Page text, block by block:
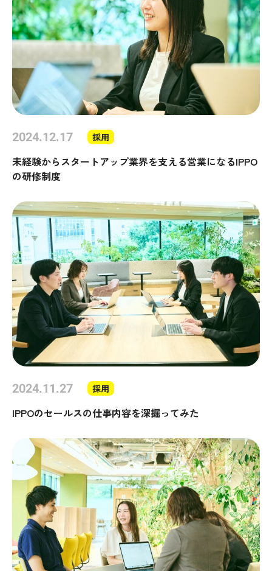
2024.12.17 採用
未経験からスタートアップ業界を支える営業になるIPPO
の研修制度
2024.11.27 採用
IPPOのセールスの仕事内容を深掘ってみた